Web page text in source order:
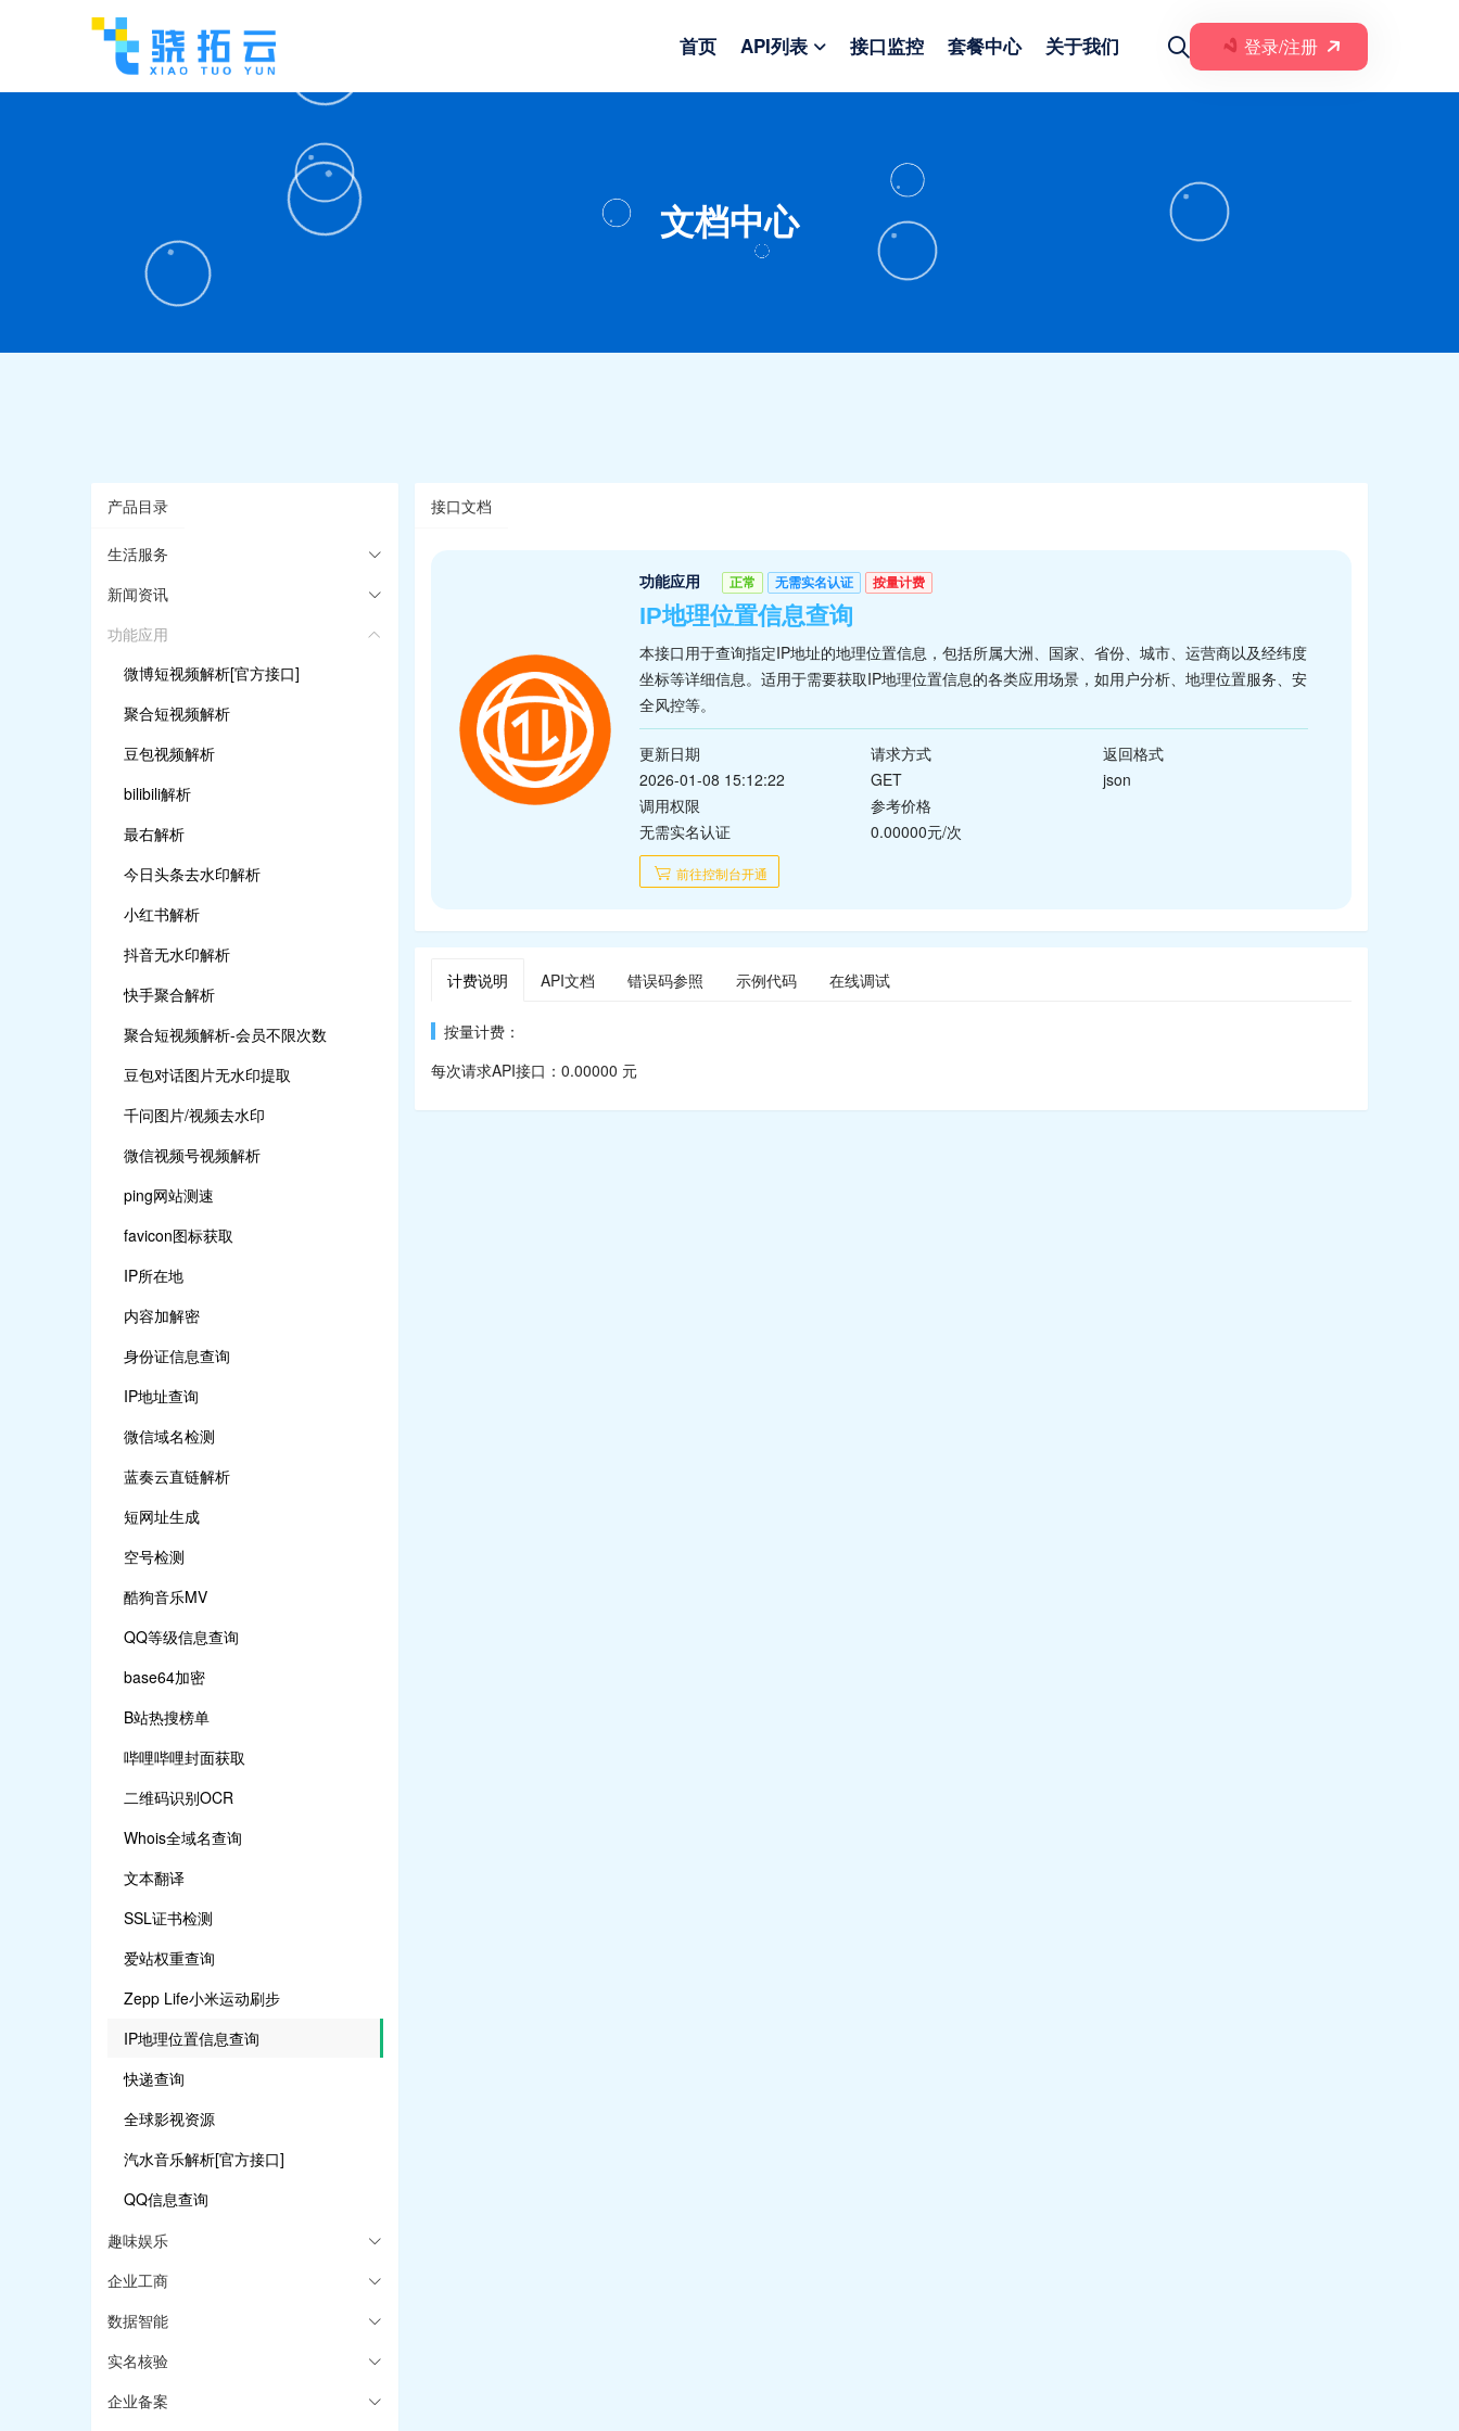
首页 API列表 接口监控 套餐中心 关于我们 登录/注册
文档中心
产品目录
生活服务
新闻资讯
功能应用
微博短视频解析[官方接口]
聚合短视频解析
豆包视频解析
bilibili解析
最右解析
今日头条去水印解析
小红书解析
抖音无水印解析
快手聚合解析
聚合短视频解析-会员不限次数
豆包对话图片无水印提取
千问图片/视频去水印
微信视频号视频解析
ping网站测速
favicon图标获取
IP所在地
内容加解密
身份证信息查询
IP地址查询
微信域名检测
蓝奏云直链解析
短网址生成
空号检测
酷狗音乐MV
QQ等级信息查询
base64加密
B站热搜榜单
哔哩哔哩封面获取
二维码识别OCR
Whois全域名查询
文本翻译
SSL证书检测
爱站权重查询
Zepp Life小米运动刷步
IP地理位置信息查询
快递查询
全球影视资源
汽水音乐解析[官方接口]
QQ信息查询
趣味娱乐
企业工商
数据智能
实名核验
企业备案
接口文档
功能应用 正常 无需实名认证 按量计费
IP地理位置信息查询
本接口用于查询指定IP地址的地理位置信息，包括所属大洲、国家、省份、城市、运营商以及经纬度
坐标等详细信息。适用于需要获取IP地理位置信息的各类应用场景，如用户分析、地理位置服务、安
全风控等。
更新日期
2026-01-08 15:12:22
请求方式
GET
返回格式
json
调用权限
无需实名认证
参考价格
0.00000元/次
前往控制台开通
计费说明 API文档 错误码参照 示例代码 在线调试
按量计费：
每次请求API接口：0.00000 元